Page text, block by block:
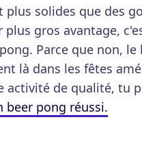
solides que des
plus gros avantage,
Parce que non, le
là dans les fêtes
activité de qualité, tu
beer pong réussi.